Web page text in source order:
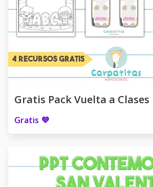
Gratis Pack Vuelta a Clases
Gratis 💜